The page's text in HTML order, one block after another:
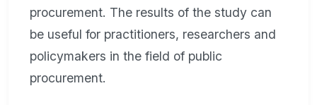
procurement. The results of the study can
be useful for practitioners, researchers and
policymakers in the field of public
procurement.